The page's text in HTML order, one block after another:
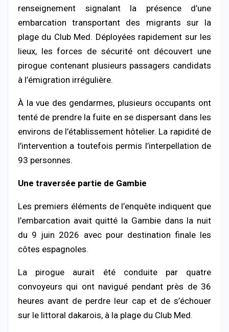
renseignement signalant la présence d’une
embarcation transportant des migrants sur la
plage du Club Med. Déployées rapidement sur les
lieux, les forces de sécurité ont découvert une
pirogue contenant plusieurs passagers candidats
à l’émigration irrégulière.
À la vue des gendarmes, plusieurs occupants ont
tenté de prendre la fuite en se dispersant dans les
environs de l’établissement hôtelier. La rapidité de
l’intervention a toutefois permis l’interpellation de
93 personnes.
Une traversée partie de Gambie
Les premiers éléments de l’enquête indiquent que
l’embarcation avait quitté la Gambie dans la nuit
du 9 juin 2026 avec pour destination finale les
côtes espagnoles.
La pirogue aurait été conduite par quatre
convoyeurs qui ont navigué pendant près de 36
heures avant de perdre leur cap et de s’échouer
sur le littoral dakarois, à la plage du Club Med.